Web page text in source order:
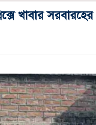
খাবার সরবারহের